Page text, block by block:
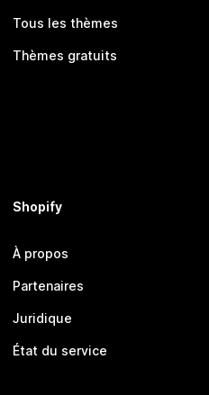
Tous les thèmes
Thèmes gratuits
Shopify
À propos
Partenaires
Juridique
État du service